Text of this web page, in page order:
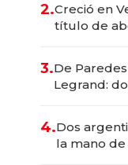
2.Creció en
título de
3.De
Legrand:
4.Dos
la mano